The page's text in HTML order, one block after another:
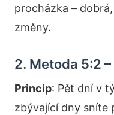
procházka –
změny.
2. Metoda 5:2
Princip: Pět dní v
zbývající dny sníte